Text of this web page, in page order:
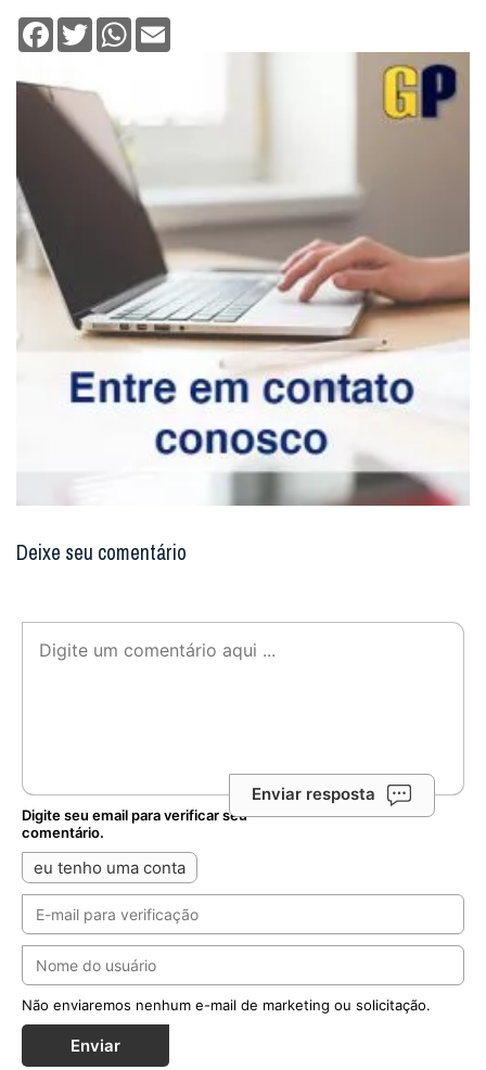
Facebook
TwitterWhatsApp
Deixe seu comentário
Enviar resposta
Digite seu email para verificar seu
comentário.
eu tenho uma conta
Não enviaremos nenhum e-mail de marketing ou solicitação.
Enviar